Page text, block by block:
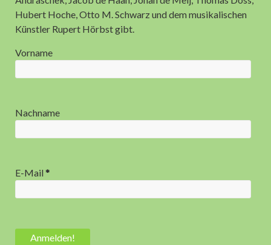
Anzeige
Anzeige
Hubert Hoche, Otto M. Schwarz und dem musikalischen
Künstler Rupert Hörbst gibt.
Vorname
Nachname
E-Mail*